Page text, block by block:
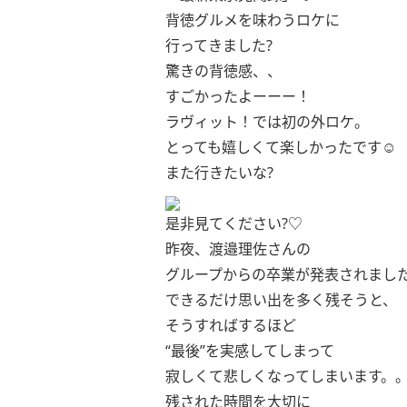
背徳グルメを味わうロケに
行ってきました?
驚きの背徳感、、
すごかったよーーー！
ラヴィット！では初の外ロケ‪‪。
とっても嬉しくて楽しかったです‪‪‪‪☺︎‬
また行きたいな?
是非見てください?♡
昨夜、渡邉理佐さんの
グループからの卒業が発表されまし
できるだけ思い出を多く残そうと、
そうすればするほど
“最後”を実感してしまって
寂しくて悲しくなってしまいます。
残された時間を大切に